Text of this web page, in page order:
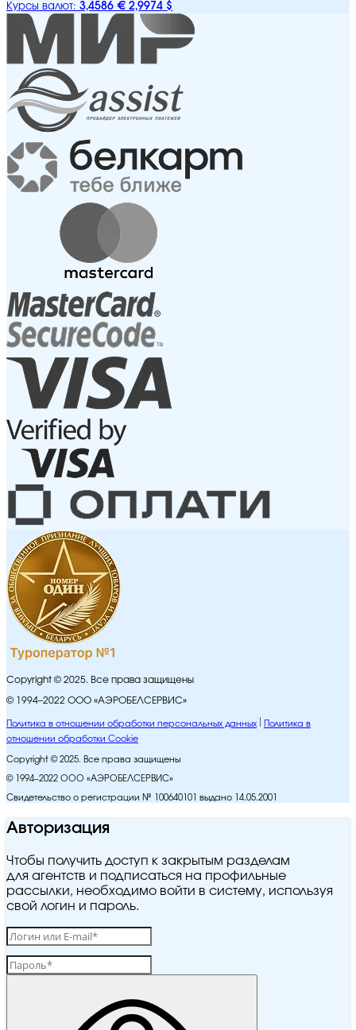
Курсы валют: 3,4586 € 2,9974 $
Copyright © 2025. Все права защищены
© 1994–2022 ООО «АЭРОБЕЛСЕРВИС»
Политика в отношении обработки персональных данных
Политика в
отношении обработки Cookie
Copyright © 2025. Все права защищены
© 1994–2022 ООО «АЭРОБЕЛСЕРВИС»
Свидетельство о регистрации № 100640101 выдано 14.05.2001
Авторизация
Чтобы получить доступ к закрытым разделам
для агентств и подписаться на профильные
рассылки, необходимо войти в систему, используя
свой логин и пароль.